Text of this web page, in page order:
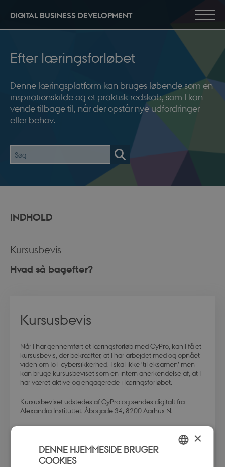
DIGITAL BUSINESS DEVELOPMENT
Efter læringsforløbet
Denne læringsplatform kan bruges løbende som en
inspirationskilde og et praktisk redskab, som I kan
vende tilbage til, når der opstår nye udfordringer
eller behov.
INDHOLD
Kursusbevis
Hvad så bagefter?
Kursusbevis
Når I har gennemført et læringsforløb med CyPro, kan I få et
kursusbevis, der bekræfter, at I har arbejdet med og opnået
viden om IoT-cybersikkerhed. I skal ikke ’til eksamen’ men
kan bruge kursusbeviset som en intern anerkendelse af, at I
har været aktive og engagerede i læringsforløbet.
Kursusbeviset udstedes af CyPro og sendes digitalt fra
Alexandra Instituttet, Åbogade 34, 8200 Aarhus N.
×
DENNE HJEMMESIDE BRUGER
COOKIES